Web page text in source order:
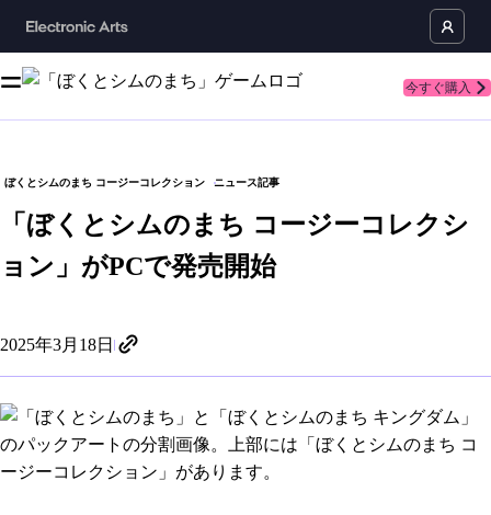
今すぐ購入
ぼくとシムのまち コージーコレクション ニュース記事
「ぼくとシムのまち コージーコレクシ
ョン」がPCで発売開始
2025年3月18日